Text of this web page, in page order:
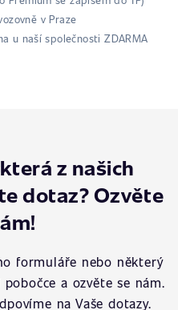
v Praze
u naší společnosti ZDARMA
z našich
dotaz? Ozvěte
formuláře nebo některý
a ozvěte se nám.
na Vaše dotazy.